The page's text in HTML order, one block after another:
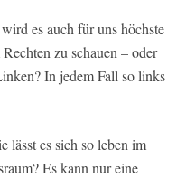
es auch für uns höchste
zu schauen – oder
In jedem Fall so links
es sich so leben im
Es kann nur eine